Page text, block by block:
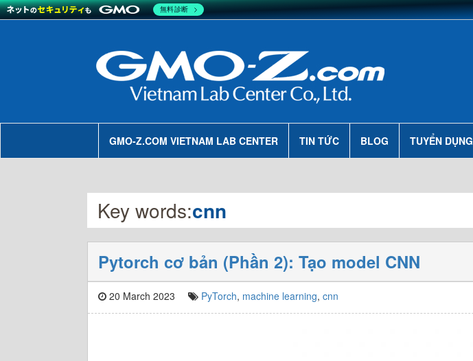
GMO-Z.COM VIETNAM LAB CENTER TIN TỨC BLOG TUYỂN DỤNG
Key words:cnn
Pytorch cơ bản (Phần 2): Tạo model CNN
20 March 2023 PyTorch, machine learning, cnn
無料診断